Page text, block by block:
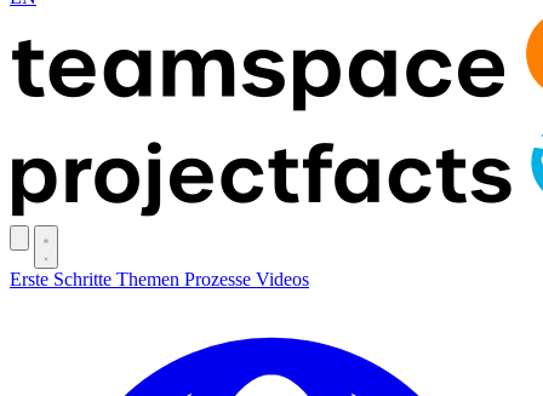
Erste Schritte Themen Prozesse Videos